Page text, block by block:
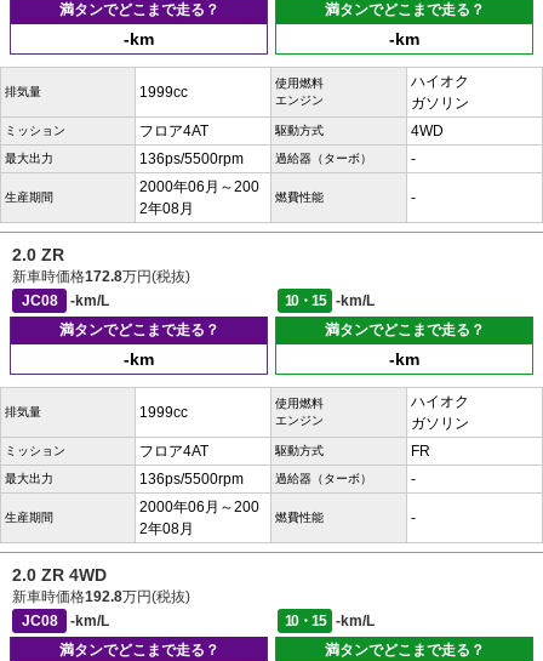
満タンでどこまで走る？
-km
満タンでどこまで走る？
-km
排気量 1999cc
使用燃料
エンジン
ハイオク
ガソリン
ミッション フロア4AT 駆動方式 4WD
最大出力 136ps/5500rpm 過給器（ターボ） -
生産期間
2000年06月～200
2年08月
燃費性能 -
2.0 ZR
新車時価格172.8万円(税抜)
JC08
-km/L 10・15
-km/L
満タンでどこまで走る？
-km
満タンでどこまで走る？
-km
排気量 1999cc
使用燃料
エンジン
ハイオク
ガソリン
ミッション フロア4AT 駆動方式 FR
最大出力 136ps/5500rpm 過給器（ターボ） -
生産期間
2000年06月～200
2年08月
燃費性能 -
2.0 ZR 4WD
新車時価格192.8万円(税抜)
JC08
-km/L 10・15
-km/L
満タンでどこまで走る？
満タンでどこまで走る？